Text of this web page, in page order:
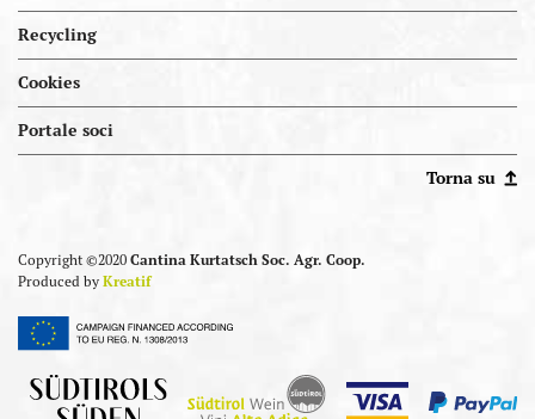
Recycling
Cookies
Portale soci
Portal.kellereien
Torna su
Copyright ©2020 Cantina Kurtatsch Soc. Agr. Coop.
Produced by Kreatif